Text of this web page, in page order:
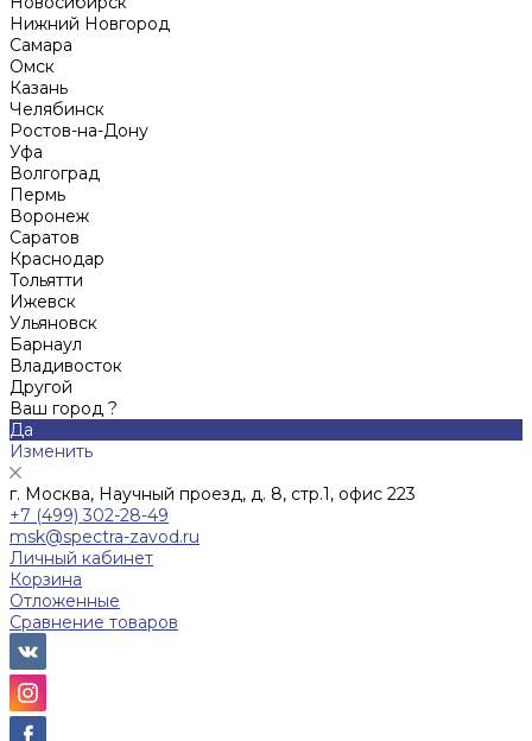
Нижний Новгород
Cамара
Омск
Казань
Челябинск
Ростов-на-Дону
Уфа
Волгоград
Пермь
Воронеж
Саратов
Краснодар
Тольятти
Ижевск
Ульяновск
Барнаул
Владивосток
Другой
Ваш город ?
Да
Изменить
г. Москва, Научный проезд, д. 8, стр.1, офис 223
+7 (499) 302-28-49
msk@spectra-zavod.ru
Личный кабинет
Корзина
Отложенные
Сравнение товаров